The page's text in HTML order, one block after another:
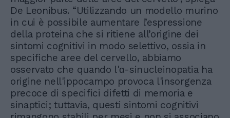
De Leonibus. “Utilizzando un modello murino
in cui è possibile aumentare l’espressione
della proteina che si ritiene all’origine dei
sintomi cognitivi in modo selettivo, ossia in
specifiche aree del cervello, abbiamo
osservato che quando l'α-sinucleinopatia ha
origine nell'ippocampo provoca l'insorgenza
precoce di specifici difetti di memoria e
sinaptici; tuttavia, questi sintomi cognitivi